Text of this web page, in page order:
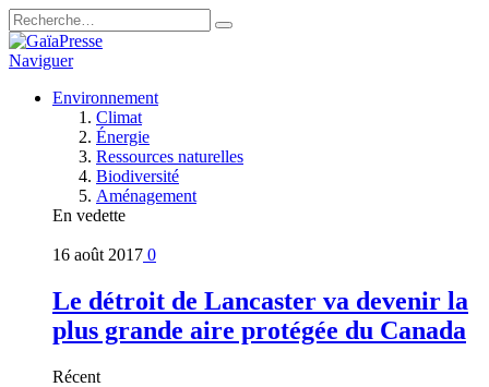
Naviguer
Environnement
Climat
Énergie
Ressources naturelles
Biodiversité
Aménagement
En vedette
16 août 2017 0
Le détroit de Lancaster va devenir la
plus grande aire protégée du Canada
Récent